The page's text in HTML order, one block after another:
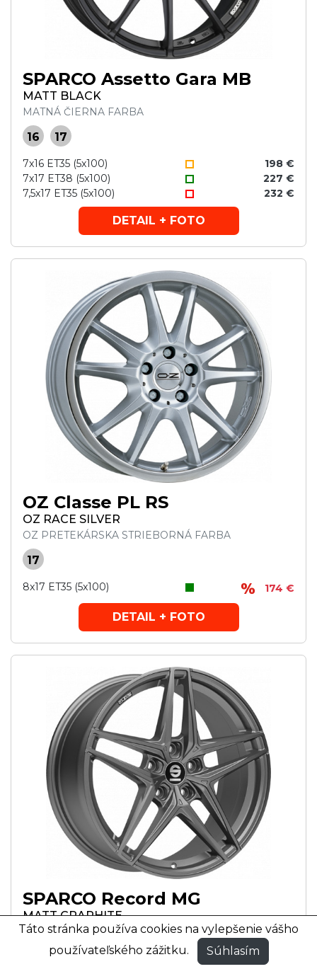
SPARCO Assetto Gara MB
MATT BLACK
MATNÁ ČIERNA FARBA
16 17
7x16 ET35 (5x100)
198 €
7x17 ET38 (5x100)
227 €
7,5x17 ET35 (5x100)
232 €
DETAIL + FOTO
OZ Classe PL RS
OZ RACE SILVER
OZ PRETEKÁRSKA STRIEBORNÁ FARBA
17
8x17 ET35 (5x100) 174 €
DETAIL + FOTO
SPARCO Record MG
MATT GRAPHITE
MATNÁ GRAFITOVÁ FARBA
Táto stránka používa cookies na vylepšenie vášho
používateľského zážitku.
Súhlasím